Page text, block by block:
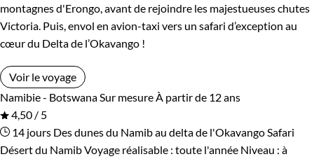
montagnes d'Erongo, avant de rejoindre les majestueuses chutes
Victoria. Puis, envol en avion-taxi vers un safari d’exception au
cœur du Delta de l’Okavango !
Voir le voyage
Namibie - Botswana Sur mesure À partir de 12 ans
4,50 / 5
14 jours Des dunes du Namib au delta de l'Okavango Safari
Désert du NamibVoyage réalisable : toute l'année Niveau : à